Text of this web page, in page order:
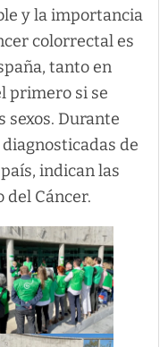
y la importancia
colorrectal es
tanto en
primero si se
sexos. Durante
de
indican las
del Cáncer.